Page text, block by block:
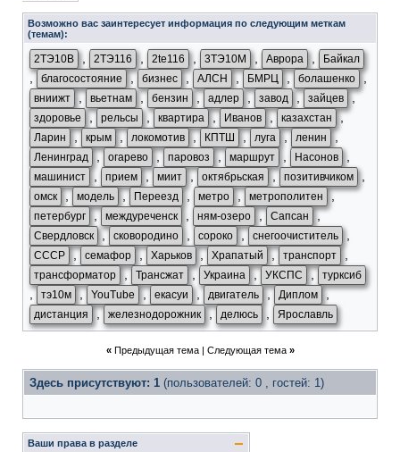
Возможно вас заинтересует информация по следующим меткам
(темам):
2ТЭ10В 2ТЭ116 2te116 3ТЭ10М Аврора Байкал
, благосостояние , бизнес , АЛСН , БМРЦ , болашенко
вниижт , вьетнам , бензин , адлер , завод , зайцев ,
здоровье , рельсы , квартира , Иванов , казахстан ,
Ларин , крым , локомотив , КПТШ , луга , ленин ,
Ленинград , огарево , паровоз , маршрут Насонов
машинист прием , миит , октябрьская , позитивчиком
омск , модель , Переезд метро , метрополитен ,
петербург , междуреченск ням-озеро , Сапсан ,
Свердловск , сковородино сороко , снегоочиститель
СССР , семафор , Харьков , Храпатый , транспорт
трансформатор , Трансжат , Украина , УКСПС , турксиб
, тэ10м , YouTube , екасуи , двигатель , Диплом ,
дистанция , железнодорожник , делюсь Ярославль
« Предыдущая тема| Следующая тема »
Здесь присутствуют: 1 (пользователей: 0 , гостей: 1)
Ваши права в разделе